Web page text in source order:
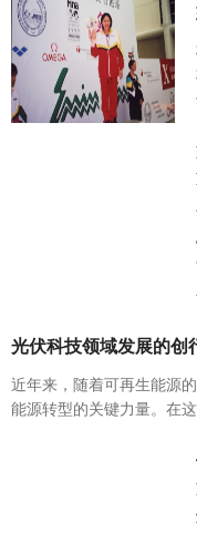
光伏科技领域发展的
近年来，随着可再生能源
能源转型的关键力量。在